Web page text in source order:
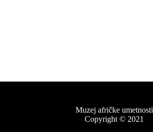
Muzej afričke umetnosti
Copyright © 2021